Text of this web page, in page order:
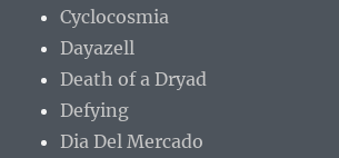
Cyclocosmia
Dayazell
Death of a Dryad
Defying
Dia Del Mercado